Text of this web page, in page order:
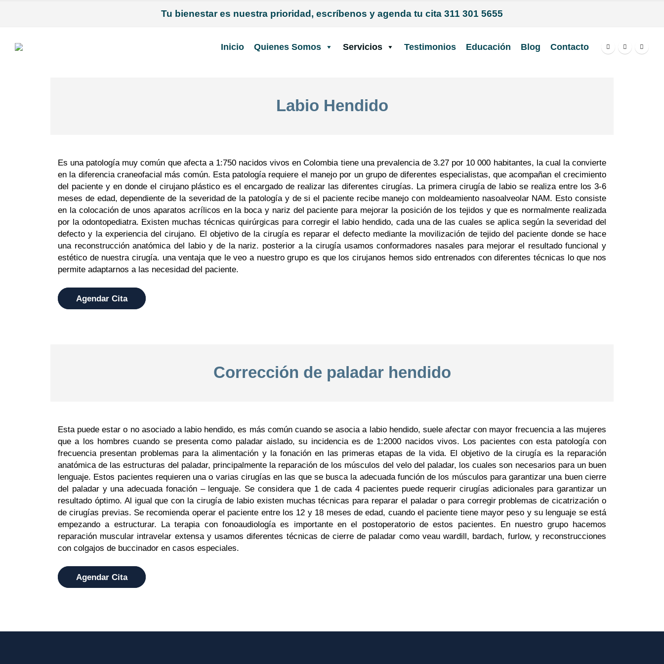
Tu bienestar es nuestra prioridad, escríbenos y agenda tu cita 311 301 5655
Inicio Quienes Somos Servicios Testimonios Educación Blog Contacto
Labio Hendido
Es una patología muy común que afecta a 1:750 nacidos vivos en Colombia tiene una prevalencia de 3.27 por 10 000 habitantes, la cual la convierte
en la diferencia craneofacial más común. Esta patología requiere el manejo por un grupo de diferentes especialistas, que acompañan el crecimiento
del paciente y en donde el cirujano plástico es el encargado de realizar las diferentes cirugías. La primera cirugía de labio se realiza entre los 3-6
meses de edad, dependiente de la severidad de la patología y de si el paciente recibe manejo con moldeamiento nasoalveolar NAM. Esto consiste
en la colocación de unos aparatos acrílicos en la boca y nariz del paciente para mejorar la posición de los tejidos y que es normalmente realizada
por la odontopediatra. Existen muchas técnicas quirúrgicas para corregir el labio hendido, cada una de las cuales se aplica según la severidad del
defecto y la experiencia del cirujano. El objetivo de la cirugía es reparar el defecto mediante la movilización de tejido del paciente donde se hace
una reconstrucción anatómica del labio y de la nariz. posterior a la cirugía usamos conformadores nasales para mejorar el resultado funcional y
estético de nuestra cirugía. una ventaja que le veo a nuestro grupo es que los cirujanos hemos sido entrenados con diferentes técnicas lo que nos
permite adaptarnos a las necesidad del paciente.
Agendar Cita
Corrección de paladar hendido
Esta puede estar o no asociado a labio hendido, es más común cuando se asocia a labio hendido, suele afectar con mayor frecuencia a las mujeres
que a los hombres cuando se presenta como paladar aislado, su incidencia es de 1:2000 nacidos vivos. Los pacientes con esta patología con
frecuencia presentan problemas para la alimentación y la fonación en las primeras etapas de la vida. El objetivo de la cirugía es la reparación
anatómica de las estructuras del paladar, principalmente la reparación de los músculos del velo del paladar, los cuales son necesarios para un buen
lenguaje. Estos pacientes requieren una o varias cirugías en las que se busca la adecuada función de los músculos para garantizar una buen cierre
del paladar y una adecuada fonación – lenguaje. Se considera que 1 de cada 4 pacientes puede requerir cirugías adicionales para garantizar un
resultado óptimo. Al igual que con la cirugía de labio existen muchas técnicas para reparar el paladar o para corregir problemas de cicatrización o
de cirugías previas. Se recomienda operar el paciente entre los 12 y 18 meses de edad, cuando el paciente tiene mayor peso y su lenguaje se está
empezando a estructurar. La terapia con fonoaudiología es importante en el postoperatorio de estos pacientes. En nuestro grupo hacemos
reparación muscular intravelar extensa y usamos diferentes técnicas de cierre de paladar como veau wardill, bardach, furlow, y reconstrucciones
con colgajos de buccinador en casos especiales.
Agendar Cita